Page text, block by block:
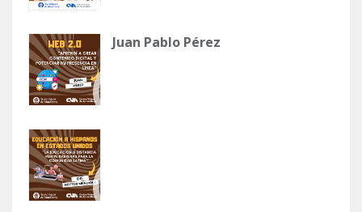
Juan Pablo Pérez